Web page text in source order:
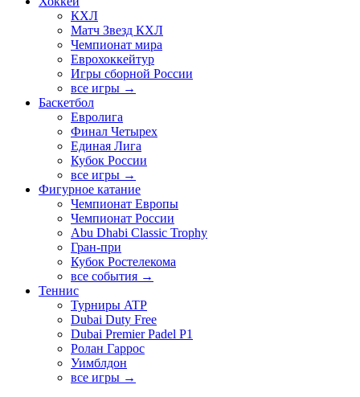
КХЛ
Матч Звезд КХЛ
Чемпионат мира
Еврохоккейтур
Игры сборной России
все игры →
Баскетбол
Евролига
Финал Четырех
Единая Лига
Кубок России
все игры →
Фигурное катание
Чемпионат Европы
Чемпионат России
Abu Dhabi Classic Trophy
Гран-при
Кубок Ростелекома
все события →
Теннис
Турниры ATP
Dubai Duty Free
Dubai Premier Padel P1
Ролан Гаррос
Уимблдон
все игры →